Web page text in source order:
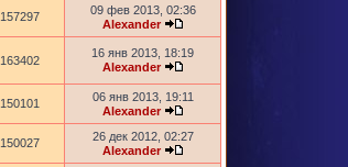
157297
09 фев 2013, 02:36
Alexander
163402
16 янв 2013, 18:19
Alexander
150101
06 янв 2013, 19:11
Alexander
150027
26 дек 2012, 02:27
Alexander